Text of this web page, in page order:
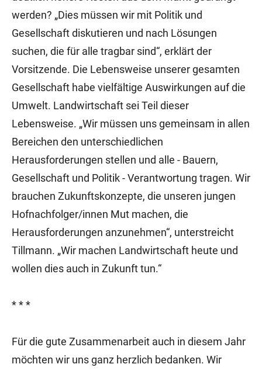
werden? „Dies müssen wir mit Politik und
Gesellschaft diskutieren und nach Lösungen
suchen, die für alle tragbar sind“, erklärt der
Vorsitzende. Die Lebensweise unserer gesamten
Gesellschaft habe vielfältige Auswirkungen auf die
Umwelt. Landwirtschaft sei Teil dieser
Lebensweise. „Wir müssen uns gemeinsam in allen
Bereichen den unterschiedlichen
Herausforderungen stellen und alle - Bauern,
Gesellschaft und Politik - Verantwortung tragen. Wir
brauchen Zukunftskonzepte, die unseren jungen
Hofnachfolger/innen Mut machen, die
Herausforderungen anzunehmen“, unterstreicht
Tillmann. „Wir machen Landwirtschaft heute und
wollen dies auch in Zukunft tun.“
* * *
Für die gute Zusammenarbeit auch in diesem Jahr
möchten wir uns ganz herzlich bedanken. Wir